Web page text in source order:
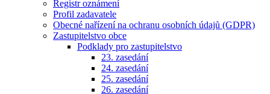
Registr oznámení
Profil zadavatele
Obecné nařízení na ochranu osobních údajů (GDPR)
Zastupitelstvo obce
Podklady pro zastupitelstvo
23. zasedání
24. zasedání
25. zasedání
26. zasedání